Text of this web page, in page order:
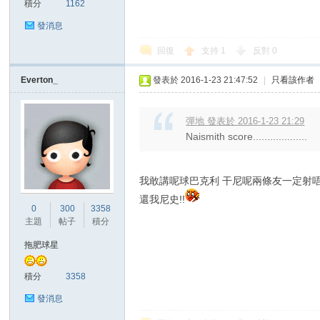
積分 1162
發消息
回復 支持 1 反對 0
Everton_
0
主題
300
帖子
3358
積分
拖肥球星
積分 3358
發消息
發表於 2016-1-23 21:47:52 只看該作者
彈地 發表於 2016-1-23 21:29
Naismith score...................
我敢講呢球巴克利 干尼呢兩條友一定射
還我尼史!!